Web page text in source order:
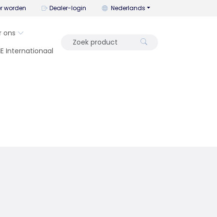
worden Dealer-login U kunt de taal wijzigen met dit
Nederlands
ons
Internationaal